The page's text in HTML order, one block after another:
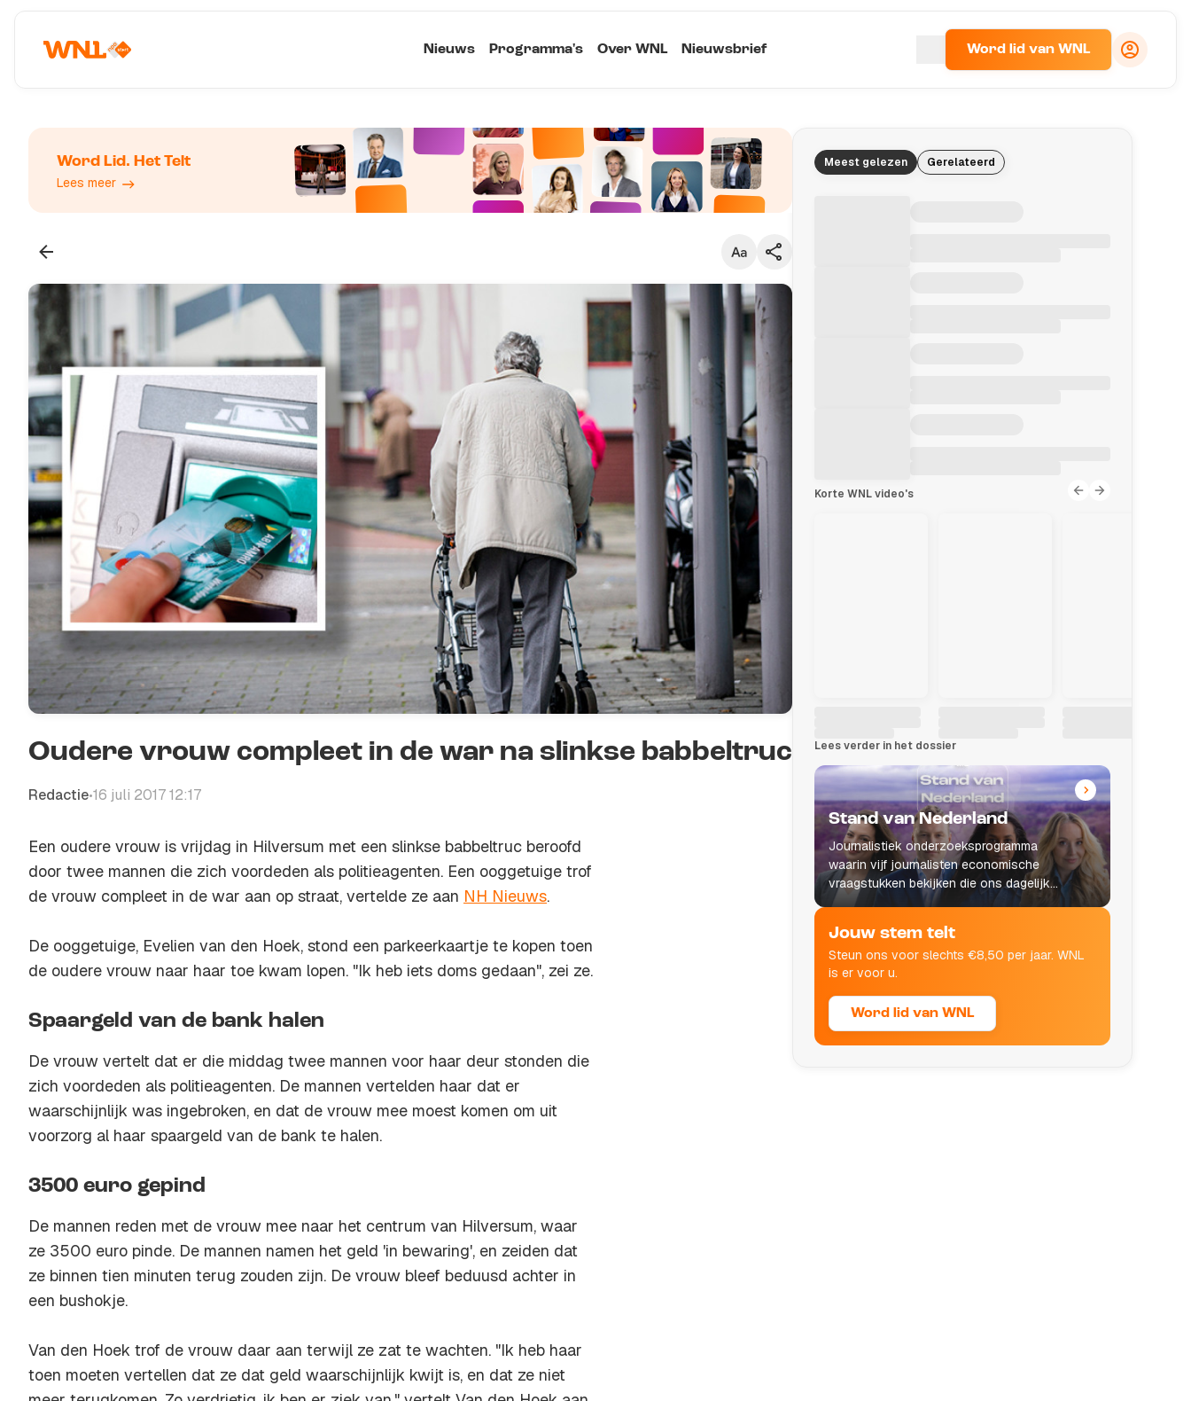
Nieuws Programma's Over WNL Nieuwsbrief Word lid van WNL
Word Lid. Het Telt
Lees meer
Klein
Groot
Kopieer link
Oudere vrouw compleet in de war na slinkse babbeltruc
Redactie•16 juli 2017 12:17
Een oudere vrouw is vrijdag in Hilversum met een slinkse babbeltruc beroofd
door twee mannen die zich voordeden als politieagenten. Een ooggetuige trof
de vrouw compleet in de war aan op straat, vertelde ze aan NH Nieuws.
De ooggetuige, Evelien van den Hoek, stond een parkeerkaartje te kopen toen
de oudere vrouw naar haar toe kwam lopen. "Ik heb iets doms gedaan", zei ze.
Spaargeld van de bank halen
De vrouw vertelt dat er die middag twee mannen voor haar deur stonden die
zich voordeden als politieagenten. De mannen vertelden haar dat er
waarschijnlijk was ingebroken, en dat de vrouw mee moest komen om uit
voorzorg al haar spaargeld van de bank te halen.
3500 euro gepind
De mannen reden met de vrouw mee naar het centrum van Hilversum, waar
ze 3500 euro pinde. De mannen namen het geld 'in bewaring', en zeiden dat
ze binnen tien minuten terug zouden zijn. De vrouw bleef beduusd achter in
een bushokje.
Van den Hoek trof de vrouw daar aan terwijl ze zat te wachten. "Ik heb haar
toen moeten vertellen dat ze dat geld waarschijnlijk kwijt is, en dat ze niet
Meest gelezen Gerelateerd
Korte WNL video's
Lees verder in het dossier
Stand van Nederland
Journalistiek onderzoeksprogramma
waarin vijf journalisten economische
vraagstukken bekijken die ons dagelijks
leven raken.
Jouw stem telt
Steun ons voor slechts €8,50 per jaar. WNL
is er voor u.
Word lid van WNL